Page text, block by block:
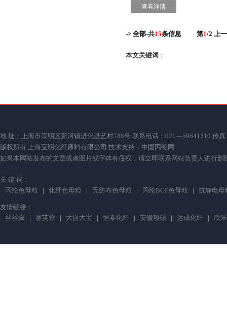
查看详情
-> 全部-共15条信息 第1/2 上
本文关键词 ：
地 址：上海市崇明区新河镇进化进艺村788号 联系电话：021—59641310 传
版权所有 上海宝明化纤原料有限公司 技术支持： 中国丙纶网
如果本网站发布的文章或者图片或字体有侵权，请立即联系网站负责人进行删
关 键 词：
丙纶色母粒
化纤色母粒 无纺布色母粒 丙纶BCF色母粒 抗静电母
友情链接：
丝丝缘
赛芙蓉 大唐大宝 恒泰化纤 安徽项硕 运成化纤 欣